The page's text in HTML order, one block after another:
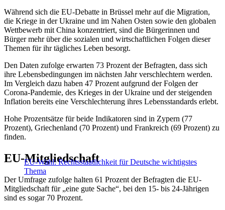
Während sich die EU-Debatte in Brüssel mehr auf die Migration,
die Kriege in der Ukraine und im Nahen Osten sowie den globalen
Wettbewerb mit China konzentriert, sind die Bürgerinnen und
Bürger mehr über die sozialen und wirtschaftlichen Folgen dieser
Themen für ihr tägliches Leben besorgt.
Den Daten zufolge erwarten 73 Prozent der Befragten, dass sich
ihre Lebensbedingungen im nächsten Jahr verschlechtern werden.
Im Vergleich dazu haben 47 Prozent aufgrund der Folgen der
Corona-Pandemie, des Krieges in der Ukraine und der steigenden
Inflation bereits eine Verschlechterung ihres Lebensstandards erlebt.
Hohe Prozentsätze für beide Indikatoren sind in Zypern (77
Prozent), Griechenland (70 Prozent) und Frankreich (69 Prozent) zu
finden.
EU-Wahl: Rechtsstaatlichkeit für Deutsche wichtigstes
Thema
EU-Mitgliedschaft
Der Umfrage zufolge halten 61 Prozent der Befragten die EU-
Mitgliedschaft für „eine gute Sache“, bei den 15- bis 24-Jährigen
sind es sogar 70 Prozent.